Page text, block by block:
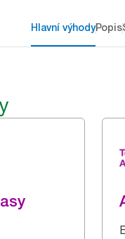
Hlavní výhodyPopis